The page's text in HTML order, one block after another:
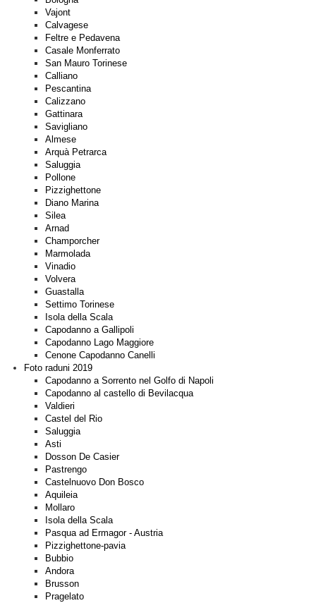
Vajont
Calvagese
Feltre e Pedavena
Casale Monferrato
San Mauro Torinese
Calliano
Pescantina
Calizzano
Gattinara
Savigliano
Almese
Arquà Petrarca
Saluggia
Pollone
Pizzighettone
Diano Marina
Silea
Arnad
Champorcher
Marmolada
Vinadio
Volvera
Guastalla
Settimo Torinese
Isola della Scala
Capodanno a Gallipoli
Capodanno Lago Maggiore
Cenone Capodanno Canelli
Foto raduni 2019
Capodanno a Sorrento nel Golfo di Napoli
Capodanno al castello di Bevilacqua
Valdieri
Castel del Rio
Saluggia
Asti
Dosson De Casier
Pastrengo
Castelnuovo Don Bosco
Aquileia
Mollaro
Isola della Scala
Pasqua ad Ermagor - Austria
Pizzighettone-pavia
Bubbio
Andora
Brusson
Pragelato